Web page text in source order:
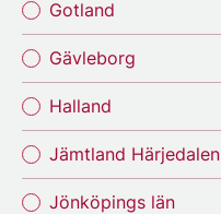
Gotland
Gävleborg
Halland
Jämtland Härjedalen
Jönköpings län